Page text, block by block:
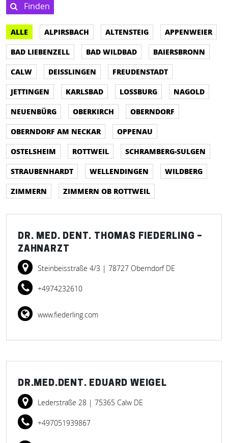
Finden
ALLE ALPIRSBACH ALTENSTEIG
APPENWEIER
BAD LIEBENZELL
BAD WILDBAD
BAIERSBRONN
CALW
DEISSLINGEN
FREUDENSTADT
JETTINGEN
KARLSBAD LOSSBURG
NAGOLD
NEUENBÜRG
OBERKIRCH
OBERNDORF
OBERNDORF AM NECKAR
OPPENAU
OSTELSHEIM
ROTTWEIL
SCHRAMBERG-SULGEN
STRAUBENHARDT
WELLENDINGEN
WILDBERG
ZIMMERN
ZIMMERN OB ROTTWEIL
DR. MED. DENT. THOMAS FIEDERLING –
ZAHNARZT
Steinbeisstraße 4/3 | 78727 Oberndorf DE
+4974232610
www.fiederling.com
DR.MED.DENT. EDUARD WEIGEL
Lederstraße 28 | 75365 Calw DE
+497051939867